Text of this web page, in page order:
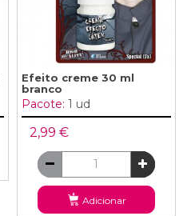
Efeito creme 30 ml
branco
Pacote: 1 ud
2,99 €
Adicionar